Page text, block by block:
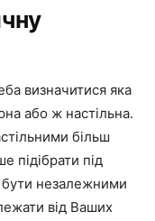
визначитися яка
або ж настільна.
більш
підібрати під
бути незалежними
від Ваших